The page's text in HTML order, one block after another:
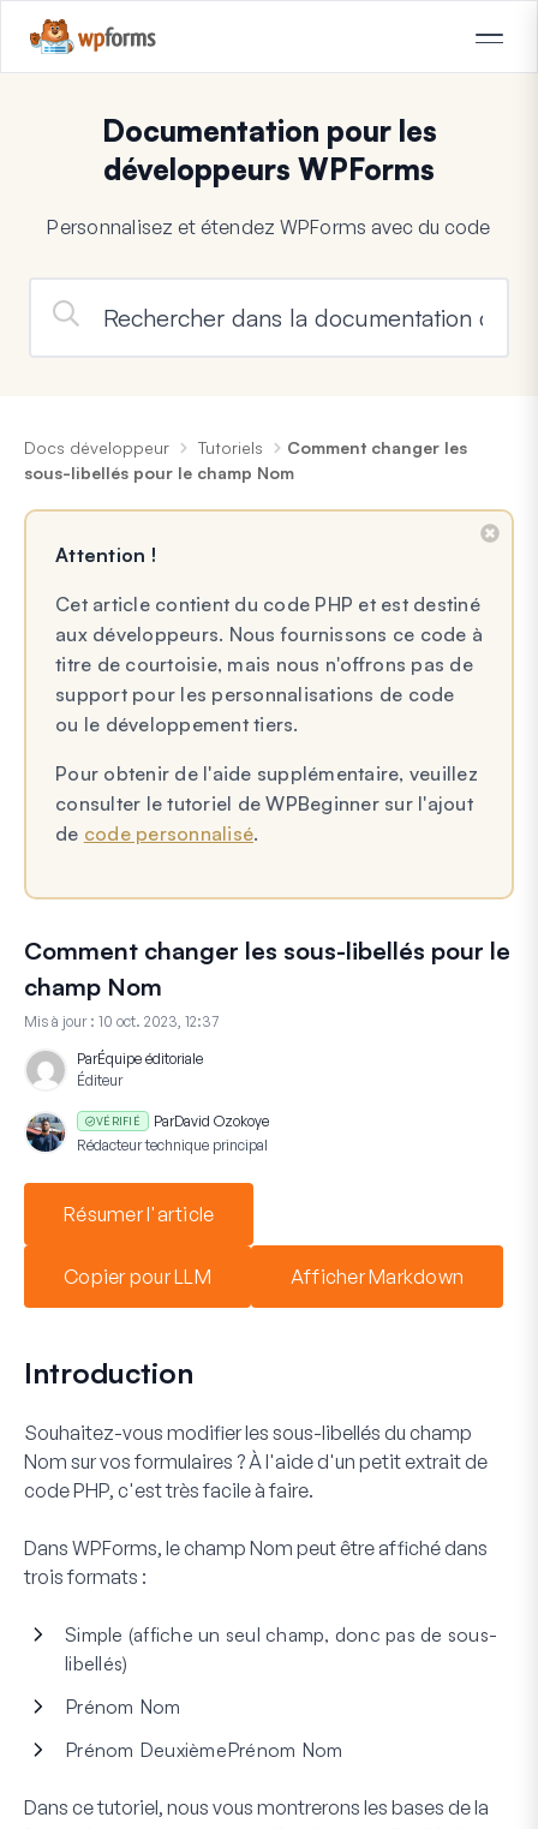
Documentation pour les
développeurs WPForms
Personnalisez et étendez WPForms avec du code
Docs développeur Tutoriels
Comment changer les
sous-libellés pour le champ Nom
Attention !
Cet article contient du code PHP et est destiné
aux développeurs. Nous fournissons ce code à
titre de courtoisie, mais nous n'offrons pas de
support pour les personnalisations de code
ou le développement tiers.
Pour obtenir de l'aide supplémentaire, veuillez
consulter le tutoriel de WPBeginner sur l'ajout
de code personnalisé.
Comment changer les sous-libellés pour le
champ Nom
Mis à jour : 10 oct. 2023, 12:37
ParÉquipe éditoriale
Éditeur
VÉRIFIÉ ParDavid Ozokoye
Rédacteur technique principal
Résumer l'article
Copier pour LLM Afficher Markdown
Introduction
Souhaitez-vous modifier les sous-libellés du champ
Nom sur vos formulaires ? À l'aide d'un petit extrait de
code PHP, c'est très facile à faire.
Dans WPForms, le champ Nom peut être affiché dans
trois formats :
Simple (affiche un seul champ, donc pas de sous-
libellés)
Prénom Nom
Prénom DeuxièmePrénom Nom
Dans ce tutoriel, nous vous montrerons les bases de la